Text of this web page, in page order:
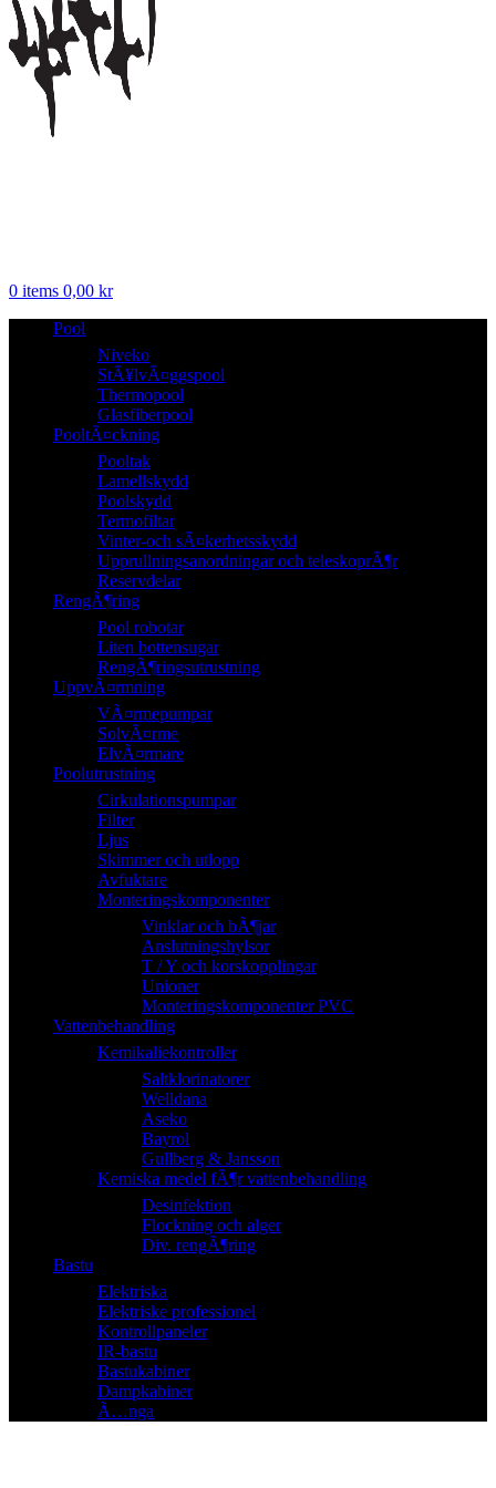
0 items 0,00 kr
Pool
Niveko
StÃ¥lvÃ¤ggspool
Thermopool
Glasfiberpool
PooltÃ¤ckning
Pooltak
Lamellskydd
Poolskydd
Termofiltar
Vinter-och sÃ¤kerhetsskydd
Upprullningsanordningar och teleskoprÃ¶r
Reservdelar
RengÃ¶ring
Pool robotar
Liten bottensugar
RengÃ¶ringsutrustning
UppvÃ¤rmning
VÃ¤rmepumpar
SolvÃ¤rme
ElvÃ¤rmare
Poolutrustning
Cirkulationspumpar
Filter
Ljus
Skimmer och utlopp
Avfuktare
Monteringskomponenter
Vinklar och bÃ¶jar
Anslutningshylsor
T / Y och korskopplingar
Unioner
Monteringskomponenter PVC
Vattenbehandling
Kemikaliekontroller
Saltklorinatorer
Welldana
Aseko
Bayrol
Gullberg & Jansson
Kemiska medel fÃ¶r vattenbehandling
Desinfektion
Flockning och alger
Div. rengÃ¶ring
Bastu
Elektriska
Elektriske professionel
Kontrollpaneler
IR-bastu
Bastukabiner
Dampkabiner
Ã…nga